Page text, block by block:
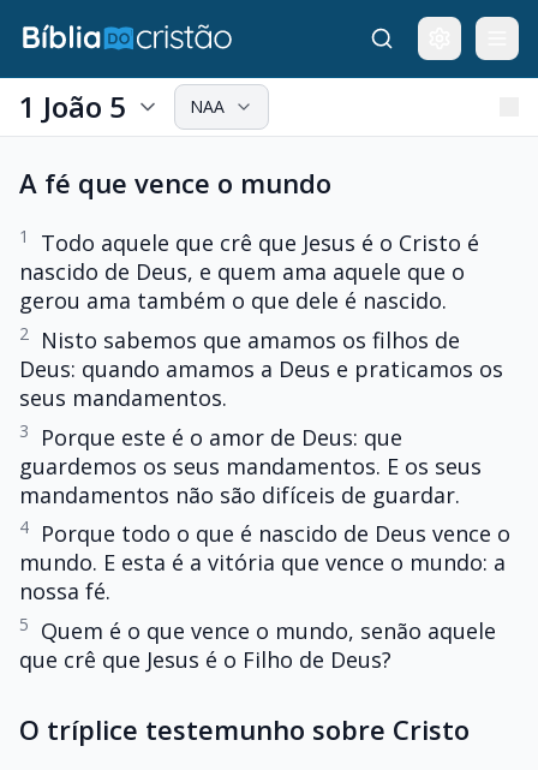
1 João 5 NAA
A fé que vence o mundo
1
Todo aquele que crê que Jesus é o Cristo é
nascido de Deus, e quem ama aquele que o
gerou ama também o que dele é nascido.
2
Nisto sabemos que amamos os filhos de
Deus: quando amamos a Deus e praticamos os
seus mandamentos.
3
Porque este é o amor de Deus: que
guardemos os seus mandamentos. E os seus
mandamentos não são difíceis de guardar.
4
Porque todo o que é nascido de Deus vence o
mundo. E esta é a vitória que vence o mundo: a
nossa fé.
5
Quem é o que vence o mundo, senão aquele
que crê que Jesus é o Filho de Deus?
O tríplice testemunho sobre Cristo